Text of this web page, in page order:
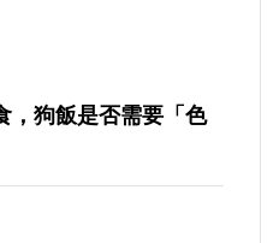
，狗飯是否需要「色